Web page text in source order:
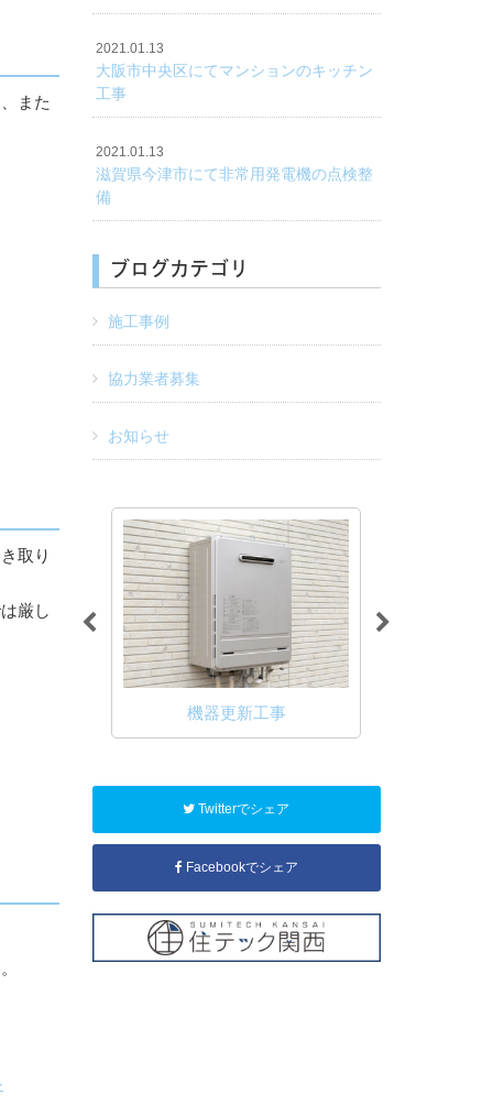
また
取り
厳し
2021.01.13
大阪市中央区にてマンションのキッチン
工事
2021.01.13
滋賀県今津市にて非常用発電機の点検整
備
ブログカテゴリ
施工事例
協力業者募集
お知らせ
機器更新工事
Twitterでシェア
Facebookでシェア